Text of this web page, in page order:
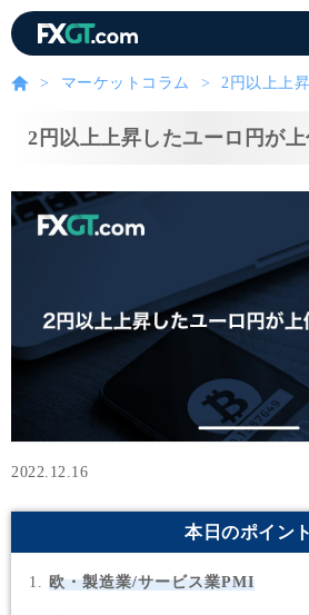
マーケットコラム 2円以上上
2円以上上昇したユーロ円が
2022.12.16
本日のポイント
欧・製造業/サービス業PMI